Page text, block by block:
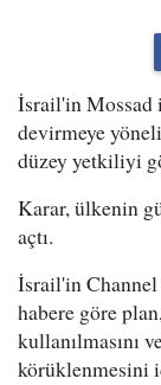
İsrail'in Mossad
devirmeye
düzey yetkiliyi
Karar, ülkenin
açtı.
İsrail'in Channel
habere göre
kullanılmasını
körüklenmesini